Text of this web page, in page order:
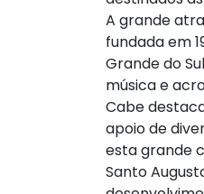
A grande
fundada em
Grande do
música e
Cabe
apoio de
esta grande
Santo